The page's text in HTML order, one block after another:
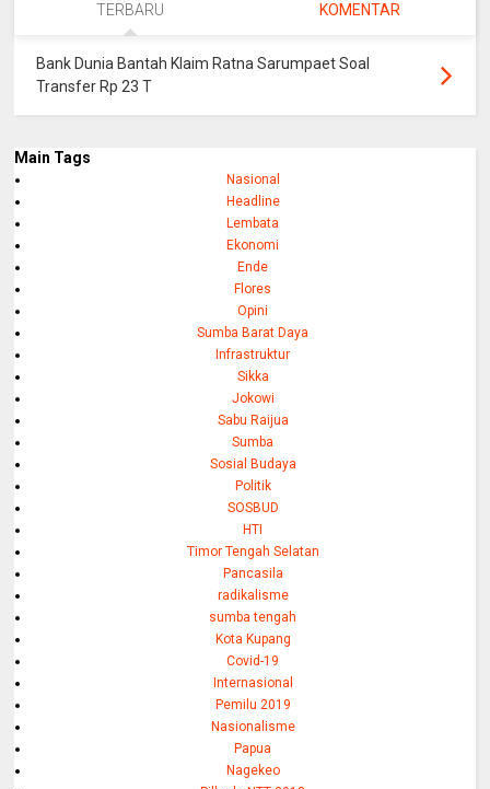
TERBARU KOMENTAR
Bank Dunia Bantah Klaim Ratna Sarumpaet Soal
Transfer Rp 23 T
Main Tags
Nasional
Headline
Lembata
Ekonomi
Ende
Flores
Opini
Sumba Barat Daya
Infrastruktur
Sikka
Jokowi
Sabu Raijua
Sumba
Sosial Budaya
Politik
SOSBUD
HTI
Timor Tengah Selatan
Pancasila
radikalisme
sumba tengah
Kota Kupang
Covid-19
Internasional
Pemilu 2019
Nasionalisme
Papua
Nagekeo